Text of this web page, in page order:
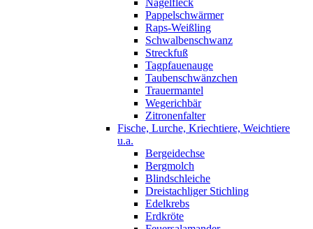
Nagelfleck
Pappelschwärmer
Raps-Weißling
Schwalbenschwanz
Streckfuß
Tagpfauenauge
Taubenschwänzchen
Trauermantel
Wegerichbär
Zitronenfalter
Fische, Lurche, Kriechtiere, Weichtiere
u.a.
Bergeidechse
Bergmolch
Blindschleiche
Dreistachliger Stichling
Edelkrebs
Erdkröte